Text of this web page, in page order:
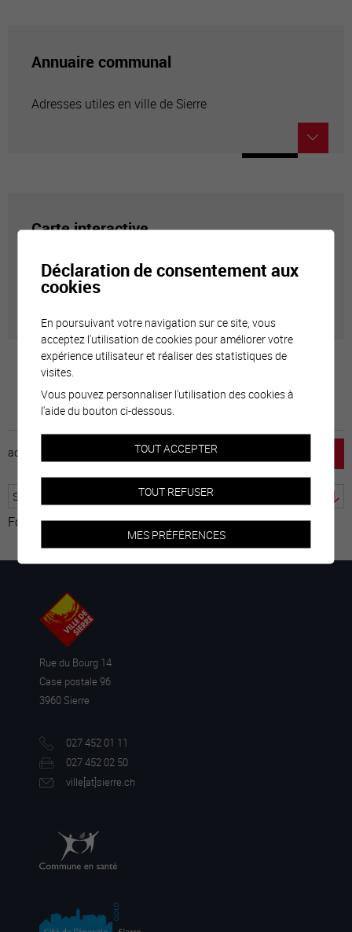
Annuaire communal
Adresses utiles en ville de Sierre
Carte interactive
Géolocalisation de tous les points d'intérêt de la Ville
de Sierre.
accueil emploi mentions légales
Fourni par Traduction
Rue du Bourg 14
Case postale 96
3960 Sierre
027 452 01 11
027 452 02 50
ville[at]sierre.ch
Déclaration de consentement aux
cookies
En poursuivant votre navigation sur ce site, vous
acceptez l'utilisation de cookies pour améliorer votre
expérience utilisateur et réaliser des statistiques de
visites.
Vous pouvez personnaliser l'utilisation des cookies à
l'aide du bouton ci-dessous.
TOUT ACCEPTER
TOUT REFUSER
MES PRÉFÉRENCES